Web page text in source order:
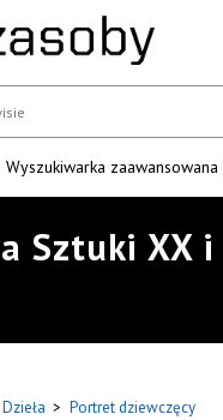
Wyszukiwarka zaawansowana
Sztuki XX i
Dzieła > Portret dziewczęcy